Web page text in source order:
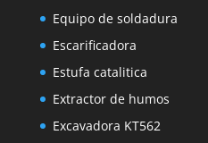
Equipo de soldadura
Escarificadora
Estufa catalitica
Extractor de humos
Excavadora KT562